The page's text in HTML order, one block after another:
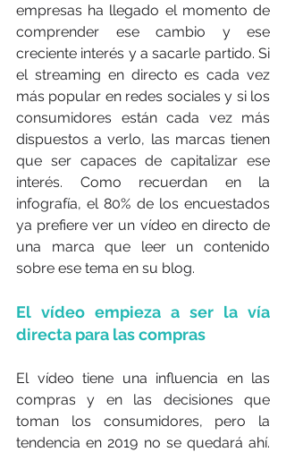
empresas ha llegado el momento de
comprender ese cambio y ese
creciente interés y a sacarle partido. Si
el streaming en directo es cada vez
más popular en redes sociales y si los
consumidores están cada vez más
dispuestos a verlo, las marcas tienen
que ser capaces de capitalizar ese
interés. Como recuerdan en la
infografía, el 80% de los encuestados
ya prefiere ver un vídeo en directo de
una marca que leer un contenido
sobre ese tema en su blog.
El vídeo empieza a ser la vía
directa para las compras
El vídeo tiene una influencia en las
compras y en las decisiones que
toman los consumidores, pero la
tendencia en 2019 no se quedará ahí.